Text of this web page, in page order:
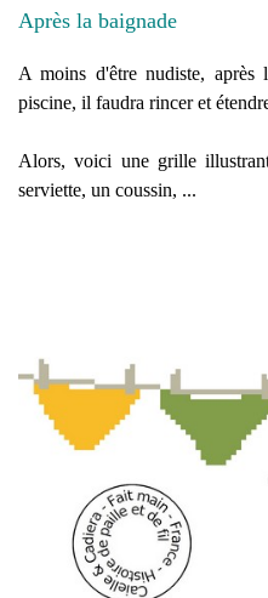
Après la baignade
A moins d'être nudiste,
piscine, il faudra rincer et
Alors, voici une grille
serviette, un coussin, ...